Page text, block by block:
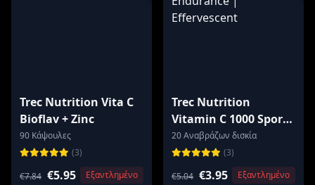
Trec Nutrition Vita C
Bioflav + Zinc
90 Κάψουλες
(3)
€7.84 €5.95 Εξαντλημένο
Trec Nutrition
Vitamin C 1000 Sport
Endurance |
Effervescent
20 Αναβράζων δισκία
(3)
€5.04 €3.95 Εξαντλημένο